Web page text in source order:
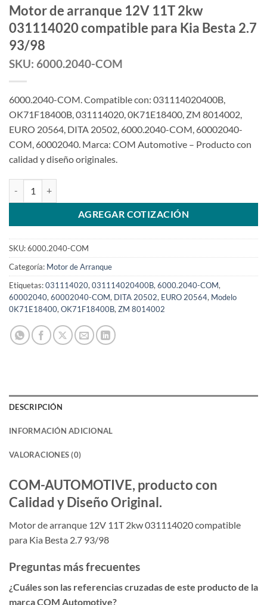
Motor de arranque 12V 11T 2kw
031114020 compatible para Kia Besta 2.7
93/98
SKU: 6000.2040-COM
6000.2040-COM. Compatible con: 031114020400B,
OK71F18400B, 031114020, 0K71E18400, ZM 8014002,
EURO 20564, DITA 20502, 6000.2040-COM, 60002040-
COM, 60002040. Marca: COM Automotive – Producto con
calidad y diseño originales.
AGREGAR COTIZACIÓN
SKU:6000.2040-COM
Categoría: Motor de Arranque
Etiquetas:031114020, 031114020400B, 6000.2040-COM,
60002040, 60002040-COM, DITA 20502, EURO 20564, Modelo
0K71E18400, OK71F18400B, ZM 8014002
DESCRIPCIÓN
INFORMACIÓN ADICIONAL
VALORACIONES (0)
COM-AUTOMOTIVE, producto con
Calidad y Diseño Original.
Motor de arranque 12V 11T 2kw 031114020 compatible
para Kia Besta 2.7 93/98
Preguntas más frecuentes
¿Cuáles son las referencias cruzadas de este producto de la
marca COM Automotive?